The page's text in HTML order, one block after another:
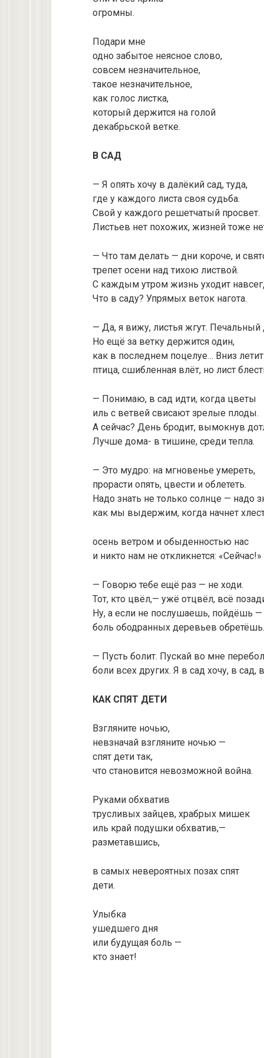
огромны.
Подари мне
одно забытое неясное слово,
совсем незначительное,
такое незначительное,
как голос листка,
который держится на голой
декабрьской ветке.
В САД
— Я опять хочу в далёкий сад, туда,
где у каждого листа своя судьба.
Свой у каждого решетчатый просвет.
Листьев нет похожих, жизней тоже
— Что там делать — дни короче, и
трепет осени над тихою листвой.
С каждым утром жизнь уходит
Что в саду? Упрямых веток нагота.
— Да, я вижу, листья жгут.
Но ещё за ветку держится один,
как в последнем поцелуе… Вниз летит
птица, сшибленная влёт, но лист
— Понимаю, в сад идти, когда цветы
иль с ветвей свисают зрелые плоды.
А сейчас? День бродит, вымокнув
Лучше дома- в тишине, среди тепла.
— Это мудро: на мгновенье умереть,
прорасти опять, цвести и облететь.
Надо знать не только солнце — надо
как мы выдержим, когда начнет
осень ветром и обыденностью нас
и никто нам не откликнется: «Сейчас!»
— Говорю тебе ещё раз — не ходи.
Тот, кто цвёл,— ужё отцвёл, всё
Ну, а если не послушаешь, пойдёшь —
боль ободранных деревьев обретёшь.
— Пусть болит. Пускай во мне
боли всех других. Я в сад хочу, в сад,
КАК СПЯТ ДЕТИ
Взгляните ночью,
невзначай взгляните ночью —
спят дети так,
что становится невозможной война.
Руками обхватив
трусливых зайцев, храбрых мишек
иль край подушки обхватив,—
разметавшись,
в самых невероятных позах спят
дети.
Улыбка
ушедшего дня
или будущая боль —
кто знает!